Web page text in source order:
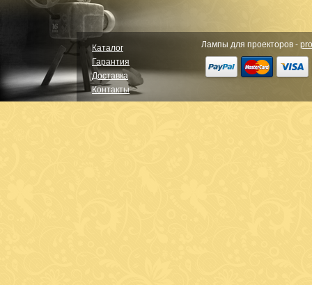
Каталог
Гарантия
Доставка
Контакты
Лампы для проекторов -